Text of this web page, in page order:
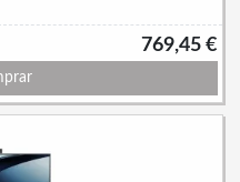
769,45 €